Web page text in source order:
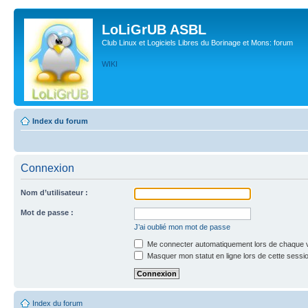
LoLiGrUB ASBL
Club Linux et Logiciels Libres du Borinage et Mons: forum
WIKI
Index du forum
Connexion
Nom d’utilisateur :
Mot de passe :
J’ai oublié mon mot de passe
Me connecter automatiquement lors de chaque
Masquer mon statut en ligne lors de cette
Index du forum